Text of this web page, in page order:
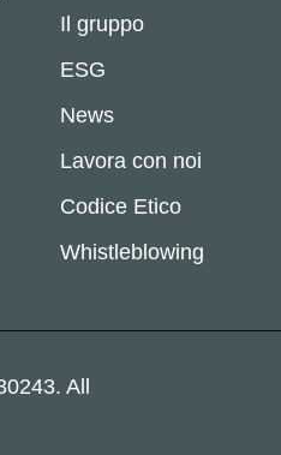
Il gruppo
ESG
News
Lavora con noi
Codice Etico
Whistleblowing
All